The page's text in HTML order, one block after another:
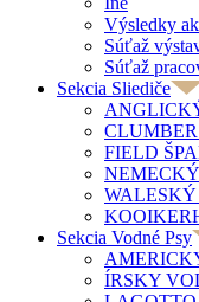
Výsledky
Súťaž
Súťaž
Sekcia Sliediče
FIELD
WALESKÝ
Sekcia Vodné Psy
ÍRSKY